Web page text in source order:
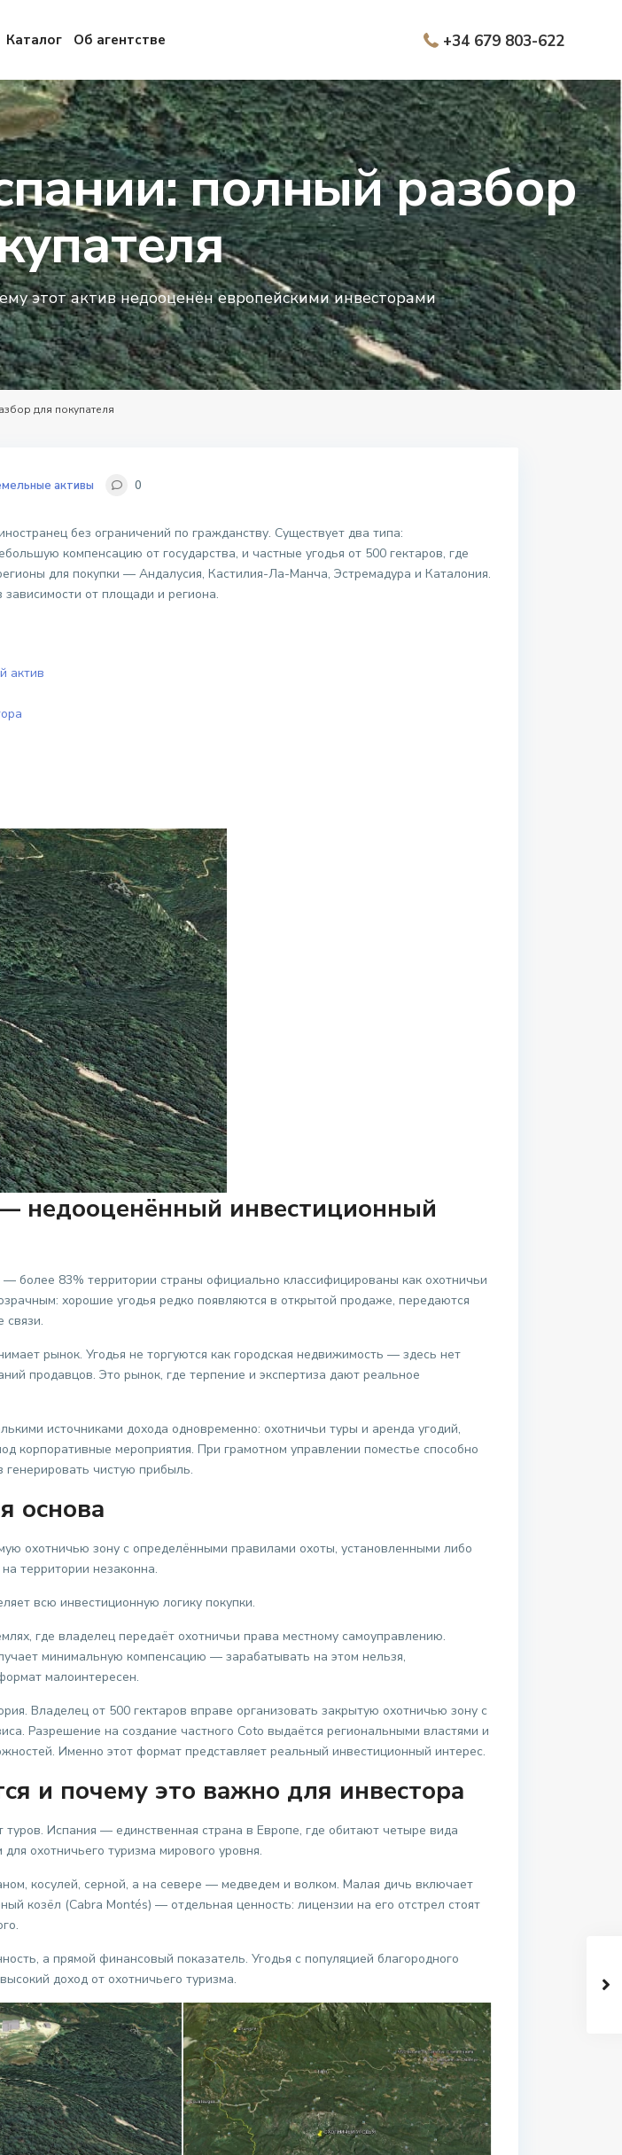
Каталог Об агентстве +34 679 803-622
полный разбор
этот актив недооценён европейскими инвесторами
для покупателя
активы 0
без ограничений по гражданству. Существует два типа:
компенсацию от государства, и частные угодья от 500 гектаров, где
для покупки — Андалусия, Кастилия-Ла-Манча, Эстремадура и Каталония.
от площади и региона.
актив
недооценённый инвестиционный
более 83% территории страны официально классифицированы как охотничьи
хорошие угодья редко появляются в открытой продаже, передаются
связи.
рынок. Угодья не торгуются как городская недвижимость — здесь нет
продавцов. Это рынок, где терпение и экспертиза дают реальное
источниками дохода одновременно: охотничьи туры и аренда угодий,
корпоративные мероприятия. При грамотном управлении поместье способно
чистую прибыль.
основа
охотничью зону с определёнными правилами охоты, установленными либо
территории незаконна.
всю инвестиционную логику покупки.
где владелец передаёт охотничьи права местному самоуправлению.
минимальную компенсацию — зарабатывать на этом нельзя,
малоинтересен.
Владелец от 500 гектаров вправе организовать закрытую охотничью зону с
Разрешение на создание частного Coto выдаётся региональными властями и
Именно этот формат представляет реальный инвестиционный интерес.
и почему это важно для инвестора
Испания — единственная страна в Европе, где обитают четыре вида
охотничьего туризма мирового уровня.
косулей, серной, а на севере — медведем и волком. Малая дичь включает
козёл (Cabra Montés) — отдельная ценность: лицензии на его отстрел стоят
а прямой финансовый показатель. Угодья с популяцией благородного
доход от охотничьего туризма.